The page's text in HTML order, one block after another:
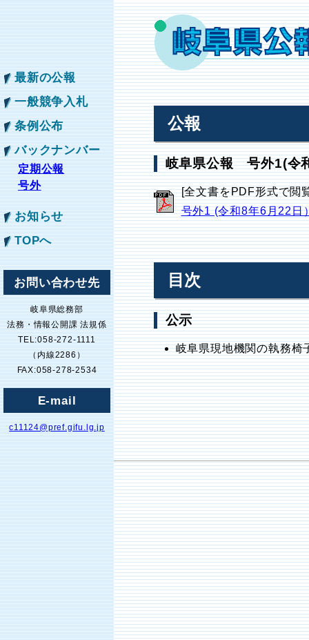
最新の公報
一般競争入札
条例公布
バックナンバー
定期公報
号外
お知らせ
TOPへ
お問い合わせ先
岐阜県総務部
法務・情報公開課 法規係
TEL:058-272-1111
（内線2286）
FAX:058-278-2534
E-mail
c11124@pref.gifu.lg.jp
公報
岐阜県公報 号外1(令
[全文書をPDF形式で閲
号外1 (令和8年6月22日
目次
公示
岐阜県現地機関の執務